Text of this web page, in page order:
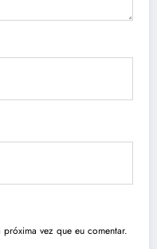
vez que eu comentar.